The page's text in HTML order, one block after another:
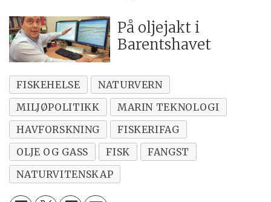
På oljejakt i
Barentshavet
FISKEHELSE
NATURVERN
MILJØPOLITIKK
MARIN TEKNOLOGI
HAVFORSKNING
FISKERIFAG
OLJE OG GASS
FISK
FANGST
NATURVITENSKAP